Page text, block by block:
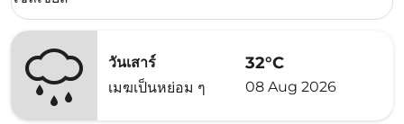
วันเสาร์
เมฆเป็นหย่อม ๆ
32°C
08 Aug 2026